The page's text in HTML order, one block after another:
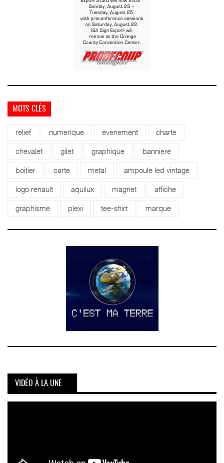
MOTS CLÉS
relief numerique evenement charte
chevalet gilet graphique banniere
boitier carte metal ampoule led vintage
logo renault aquilux magnet affiche
graphisme plexi tee-shirt marque
VIDÉO À LA UNE